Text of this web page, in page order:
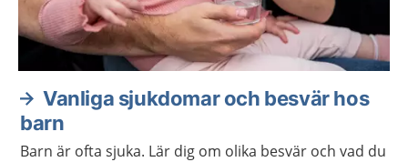
Vanliga sjukdomar och besvär hos
barn
Barn är ofta sjuka. Lär dig om olika besvär och vad du